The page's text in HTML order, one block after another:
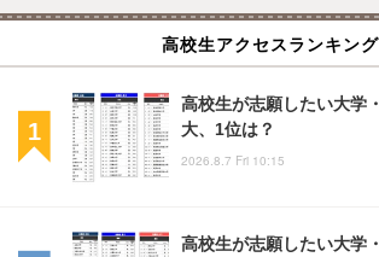
高校生アクセスランキング
高校生が志願したい大学
大、1位は？
2026.8.7 Fri 10:15
高校生が志願したい大学